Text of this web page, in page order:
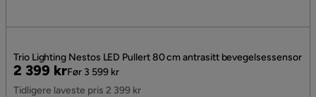
Trio Lighting Nestos LED Pullert 80 cm antrasitt bevegelsessensor
Pris
2 399 kr
Original
Pris
Før 3 599 kr
Tidligere laveste pris 2 399 kr